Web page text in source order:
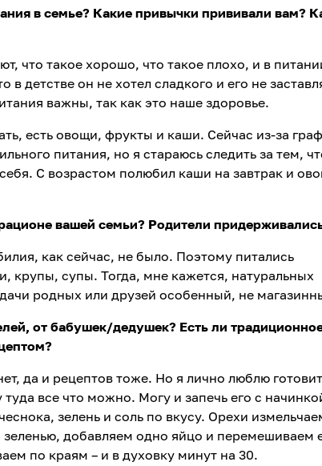
в семье? Какие привычки прививали вам?
что такое хорошо, что такое плохо, и в
детстве он не хотел сладкого и его не
важны, так как это наше здоровье.
есть овощи, фрукты и каши. Сейчас из-за
питания, но я стараюсь следить за тем,
С возрастом полюбил каши на завтрак и
вашей семьи? Родители
как сейчас, не было. Поэтому питались
крупы, супы. Тогда, мне кажется, натуральных
родных или друзей особенный, не
от бабушек/дедушек? Есть ли
да и рецептов тоже. Но я лично люблю
все что можно. Могу и запечь его с
зелень и соль по вкусу. Орехи
добавляем одно яйцо и перемешиваем
по краям – и в духовку минут на 30.